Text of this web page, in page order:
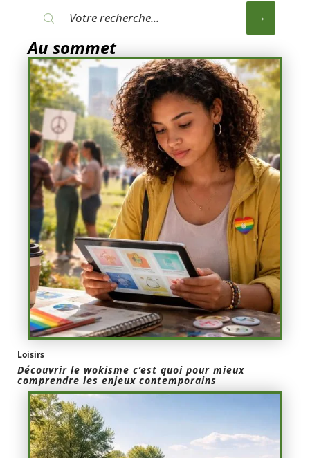
Au sommet
Loisirs
Découvrir le wokisme c’est quoi pour mieux
comprendre les enjeux contemporains